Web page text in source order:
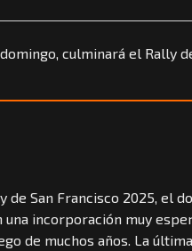
culminará el Rally
de San Francisco 2025, el
incorporación muy
de muchos años. La